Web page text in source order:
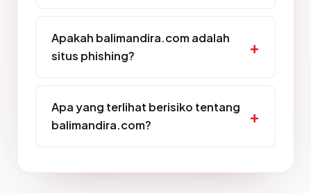
Apakah balimandira.com adalah
situs phishing?
Apa yang terlihat berisiko tentang
balimandira.com?